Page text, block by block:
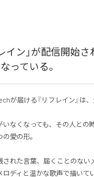
イン」が配信開始
っている。
が届ける『リフレイン』は
いなくなっても、その人と
愛の形。
された言葉、届くことのな
ディと温かな歌声で描いて